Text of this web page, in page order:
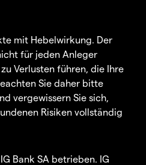
mit Hebelwirkung. Der
für jeden Anleger
Verlusten führen, die Ihre
Sie daher bitte
vergewissern Sie sich,
Risiken vollständig
Bank SA betrieben. IG